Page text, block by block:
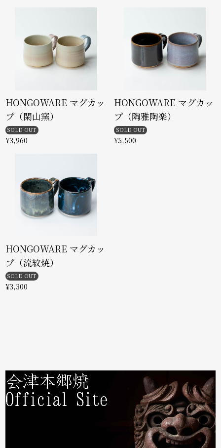
HONGOWARE マグカッ
プ（閑山窯）
SOLD OUT
¥3,960
HONGOWARE マグカッ
プ（陶雅陶楽）
SOLD OUT
¥5,500
HONGOWARE マグカッ
プ（流紋焼）
SOLD OUT
¥3,300